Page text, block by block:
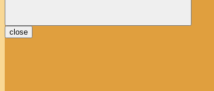
close